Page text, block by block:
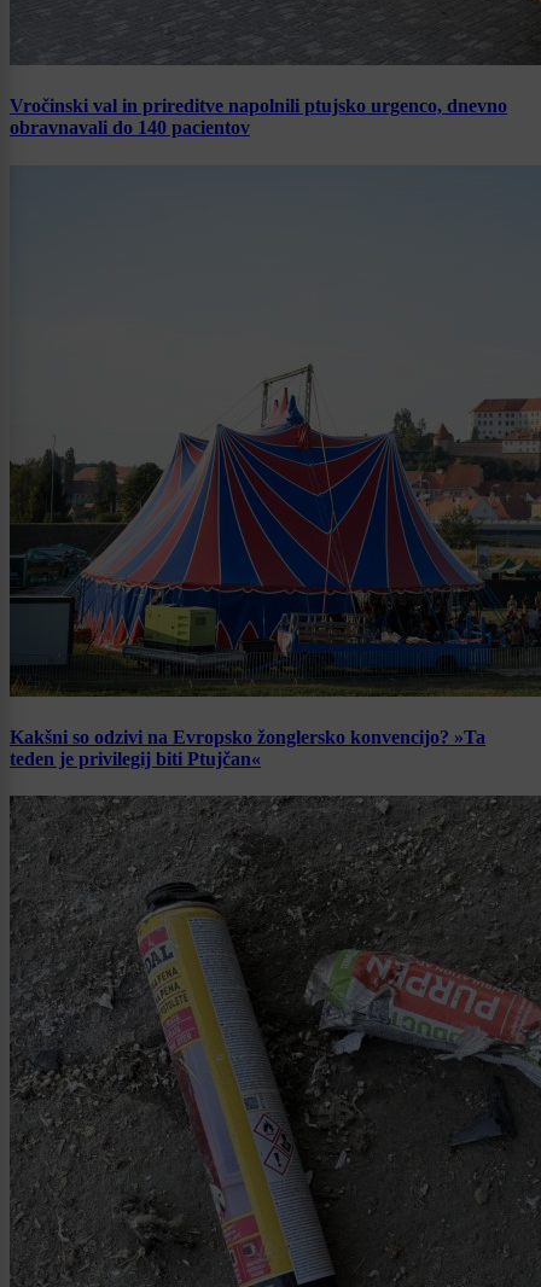
Vročinski val in prireditve napolnili ptujsko urgenco, dnevno
obravnavali do 140 pacientov
Kakšni so odzivi na Evropsko žonglersko konvencijo? »Ta
teden je privilegij biti Ptujčan«